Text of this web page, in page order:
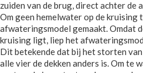
zuiden van de brug, direct achter de
Om geen hemelwater op de kruising
afwateringsmodel gemaakt. Omdat
kruising ligt, liep het
Dit betekende dat bij het storten
alle vier de dekken anders is. Om te